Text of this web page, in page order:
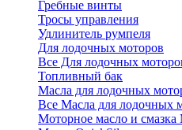
Гребные винты
Тросы управления
Удлинитель румпеля
Для лодочных моторов
Все Для лодочных
Топливный бак
Масла для лодочных
Все Масла для лодочных
Моторное масло и смазка